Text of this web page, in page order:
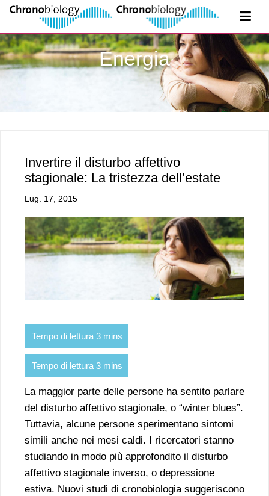
Energia
Invertire il disturbo affettivo
stagionale: La tristezza dell’estate
Lug. 17, 2015
La maggior parte delle persone ha sentito parlare
del disturbo affettivo stagionale, o “winter blues”.
Tuttavia, alcune persone sperimentano sintomi
simili anche nei mesi caldi. I ricercatori stanno
studiando in modo più approfondito il disturbo
affettivo stagionale inverso, o depressione
estiva. Nuovi studi di cronobiologia suggeriscono